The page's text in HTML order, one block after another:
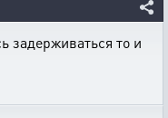
задерживаться то и